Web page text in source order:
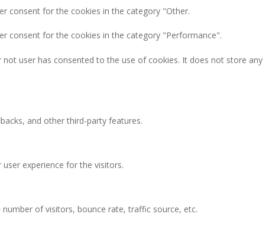
consent for the cookies in the category "Other.
consent for the cookies in the category "Performance".
user has consented to the use of cookies. It does not store any
and other third-party features.
experience for the visitors.
of visitors, bounce rate, traffic source, etc.